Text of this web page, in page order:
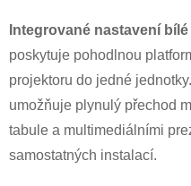
Integrované nastavení
poskytuje pohodlnou
projektoru do jedné
umožňuje plynulý přechod
tabule a multimediálními
samostatných instalací.